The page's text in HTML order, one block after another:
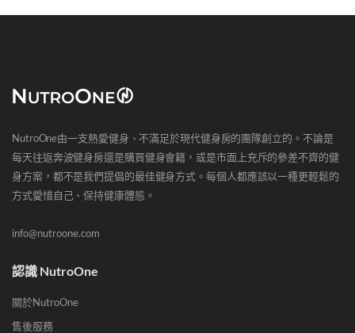
NutroOne由一支熱愛健身、不滿足於現代健身房的團隊創立的。不論是
每天往返奔波健身房還是購買健身會籍，或是市面上充斥的參差不齊的健
身方案，都不是我們提倡的最佳健身方式。每個人都應該以一種更輕鬆的
方式愛惜自己、保持健康體態。
info@nutroone.com
認識 NutroOne
關於NutroOne
售後服務